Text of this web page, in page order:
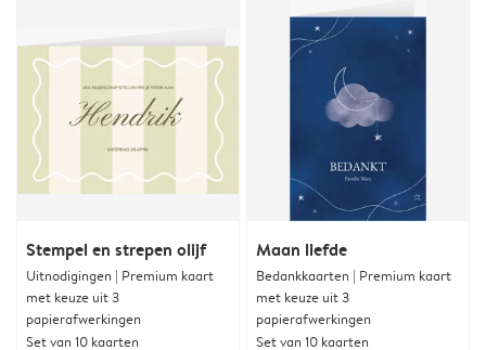
Stempel en strepen olijf
Uitnodigingen | Premium kaart
met keuze uit 3
papierafwerkingen
Set van 10 kaarten
Maan liefde
Bedankkaarten | Premium kaart
met keuze uit 3
papierafwerkingen
Set van 10 kaarten